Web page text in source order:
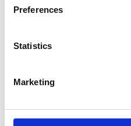
Preferences
Statistics
Marketing
System weryfikuje